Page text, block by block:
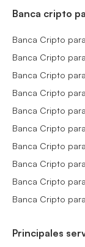
Banca cripto
Banca Cripto
Banca Cripto
Banca Cripto
Banca Cripto
Banca Cripto
Banca Cripto
Banca Cripto
Banca Cripto
Banca Cripto
Banca Cripto
Principales